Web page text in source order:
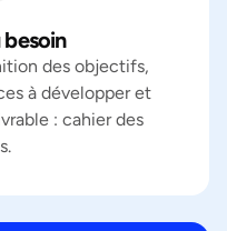
des objectifs,
à développer et
: cahier des